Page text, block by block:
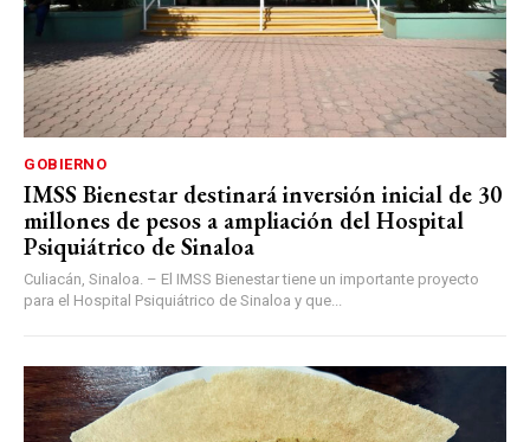
GOBIERNO
IMSS Bienestar destinará inversión inicial de 30
millones de pesos a ampliación del Hospital
Psiquiátrico de Sinaloa
Culiacán, Sinaloa. – El IMSS Bienestar tiene un importante proyecto
para el Hospital Psiquiátrico de Sinaloa y que...